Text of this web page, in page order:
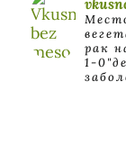
рак
1-